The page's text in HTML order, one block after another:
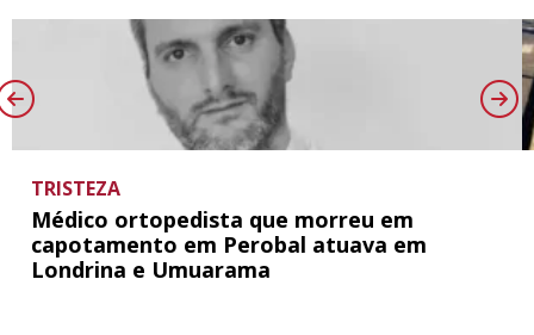
TRISTEZA
Médico ortopedista que morreu em
capotamento em Perobal atuava em
Londrina e Umuarama